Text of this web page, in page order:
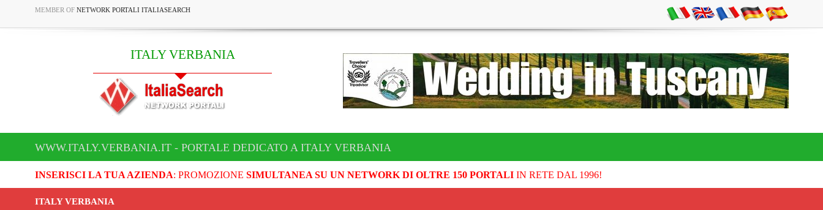
MEMBER OF NETWORK PORTALI ITALIASEARCH
ITALY VERBANIA
WWW.ITALY.VERBANIA.IT - PORTALE DEDICATO A ITALY VERBANIA
INSERISCI LA TUA AZIENDA: PROMOZIONE SIMULTANEA SU UN NETWORK DI OLTRE 150 PORTALIIN RETE DAL 1996!
ITALY VERBANIA